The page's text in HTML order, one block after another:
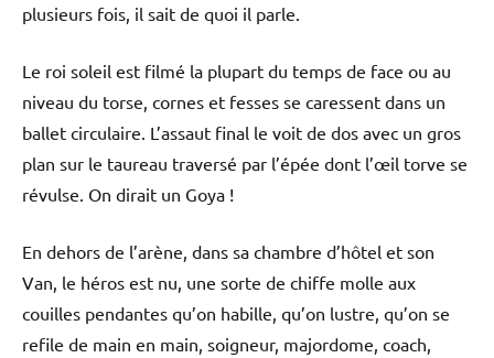
plusieurs fois, il sait de quoi il parle.
Le roi soleil est filmé la plupart du temps de face ou au
niveau du torse, cornes et fesses se caressent dans un
ballet circulaire. L’assaut final le voit de dos avec un gros
plan sur le taureau traversé par l’épée dont l’œil torve se
révulse. On dirait un Goya !
En dehors de l’arène, dans sa chambre d’hôtel et son
Van, le héros est nu, une sorte de chiffe molle aux
couilles pendantes qu’on habille, qu’on lustre, qu’on se
refile de main en main, soigneur, majordome, coach,